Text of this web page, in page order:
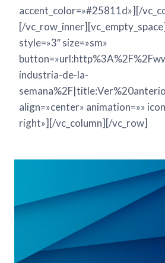
accent_color=»#25811d»][/
[/
style=»3″ size=»sm»
industria-de-la-
align=»center» animation=»»
right»][/vc_column][/vc_row]